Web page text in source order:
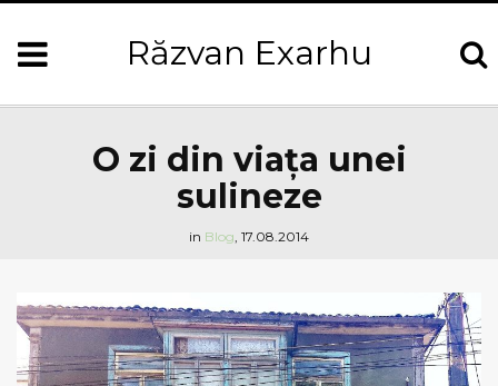
Răzvan Exarhu
O zi din viața unei
sulineze
in Blog, 17.08.2014